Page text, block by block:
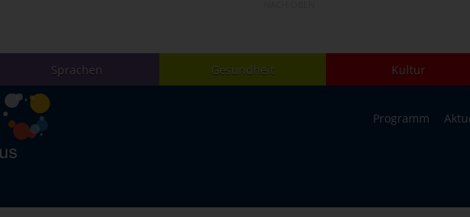
Sprachen Gesundheit Kultur
Programm